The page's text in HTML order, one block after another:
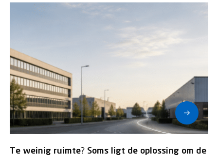
Te weinig ruimte? Soms ligt de oplossing om de